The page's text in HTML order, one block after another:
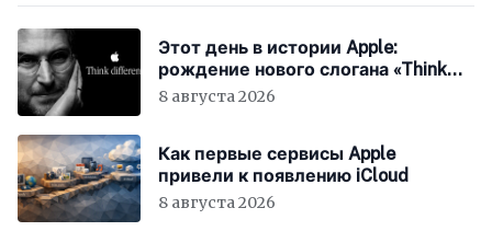
Этот день в истории Apple:
рождение нового слогана «Think
Different»
8 августа 2026
Как первые сервисы Apple
привели к появлению iCloud
8 августа 2026